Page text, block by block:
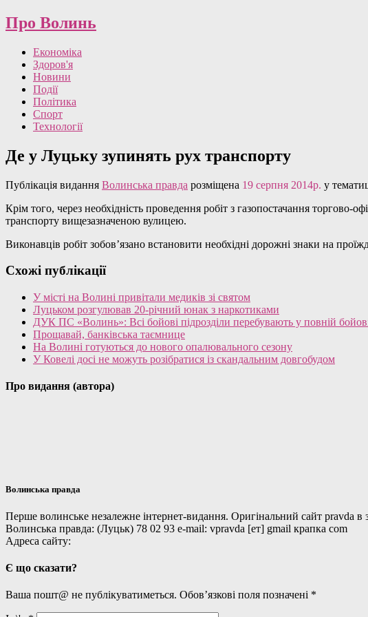
Про Волинь
Економіка
Здоров'я
Новини
Події
Політика
Спорт
Технології
Де у Луцьку зупинять рух транспорту
Публікація видання Волинська правда розміщена 19 серпня 2014р. у
Крім того, через необхідність проведення робіт з газопостачання
транспорту вищезазначеною вулицею.
Виконавців робіт зобов’язано встановити необхідні дорожні знаки на
Схожі публікації
У місті на Волині привітали медиків зі святом
Луцьком розгулював 20-річний юнак з наркотиками
ДУК ПС «Волинь»: Всі бойові підрозділи перебувають у повній
Прощавай, банківська таємнице
На Волині готуються до нового опалювального сезону
У Ковелі досі не можуть розібратися із скандальним довгобудом
Про видання (автора)
Волинська правда
Перше волинське незалежне інтернет-видання. Оригінальний сайт pravda в
Волинська правда: (Луцьк) 78 02 93 e-mail: vpravda [ет] gmail крапка com
Адреса сайту:
Є що сказати?
Ваша пошт@ не публікуватиметься. Обов’язкові поля позначені *